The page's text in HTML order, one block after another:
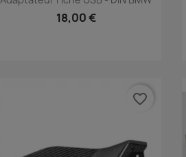
18,00 €
favorite_border